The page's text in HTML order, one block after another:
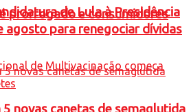
de Lula à Presidência
prorrogado e consumidores
agosto para renegociar dívidas